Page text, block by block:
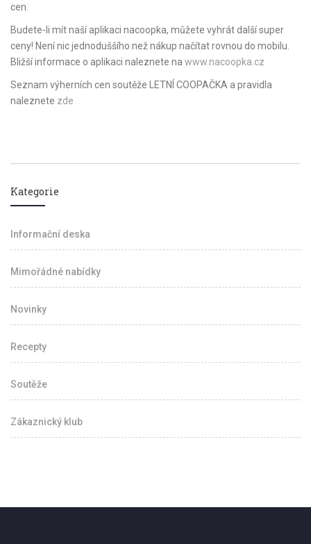
cen.
Budete-li mít naší aplikaci nacoopka, můžete vyhrát další super
ceny! Není nic jednoduššího než nákup načítat rovnou do mobilu.
Bližší informace o aplikaci naleznete na www.nacoopka.cz
Seznam výherních cen soutěže LETNÍ COOPAČKA a pravidla
naleznete zde
Kategorie
Informační deska
Mimořádné nabídky
Novinky
Recepty
Soutěže
Zákaznický klub